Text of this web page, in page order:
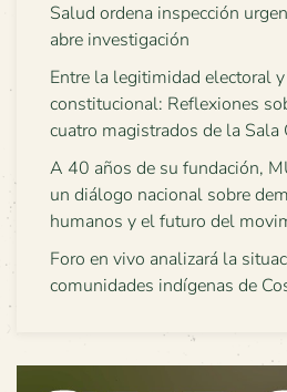
Salud ordena inspección
abre investigación
Entre la legitimidad electoral
constitucional: Reflexiones
cuatro magistrados de la
A 40 años de su fundación,
un diálogo nacional sobre
humanos y el futuro del
Foro en vivo analizará la
comunidades indígenas de